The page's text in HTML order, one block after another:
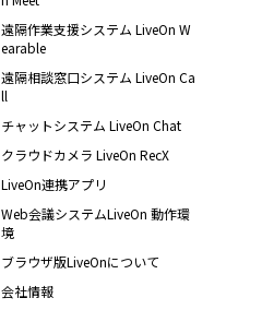
遠隔作業支援システム LiveOn W
earable
遠隔相談窓口システム LiveOn Ca
ll
チャットシステム LiveOn Chat
クラウドカメラ LiveOn RecX
LiveOn連携アプリ
Web会議システムLiveOn 動作環
境
ブラウザ版LiveOnについて
会社情報